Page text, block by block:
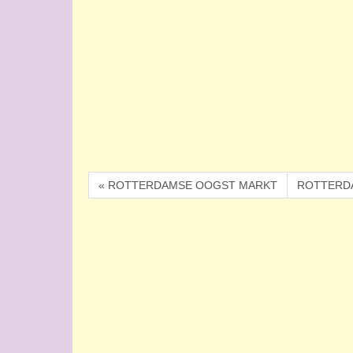
« ROTTERDAMSE OOGST MARKT